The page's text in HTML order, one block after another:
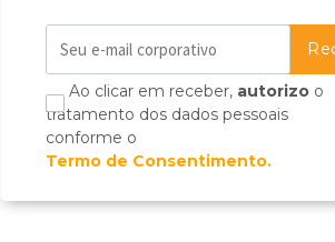
Ao clicar em receber, autorizo o
tratamento dos dados pessoais
conforme o
Termo de Consentimento.